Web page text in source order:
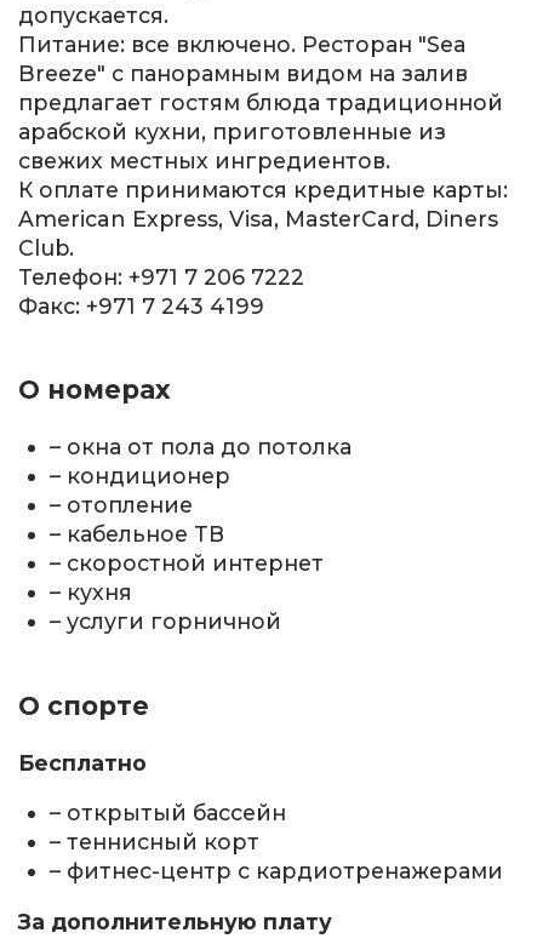
допускается.
Питание: все включено. Ресторан "Sea
Breeze" с панорамным видом на залив
предлагает гостям блюда традиционной
арабской кухни, приготовленные из
свежих местных ингредиентов.
К оплате принимаются кредитные карты:
American Express, Visa, MasterCard, Diners
Club.
Телефон: +971 7 206 7222
Факс: +971 7 243 4199
О номерах
– окна от пола до потолка
– кондиционер
– отопление
– кабельное ТВ
– скоростной интернет
– кухня
– услуги горничной
О спорте
Бесплатно
– открытый бассейн
– теннисный корт
– фитнес-центр с кардиотренажерами
За дополнительную плату